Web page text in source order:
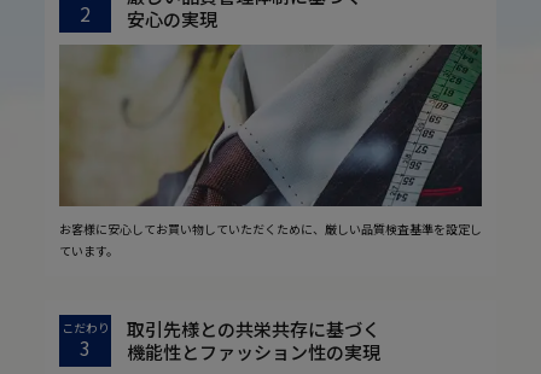
2
安心の実現
お客様に安心してお買い物していただくために、厳しい品質検査基準を設定し
ています。
こだわり
3
取引先様との共栄共存に基づく
機能性とファッション性の実現